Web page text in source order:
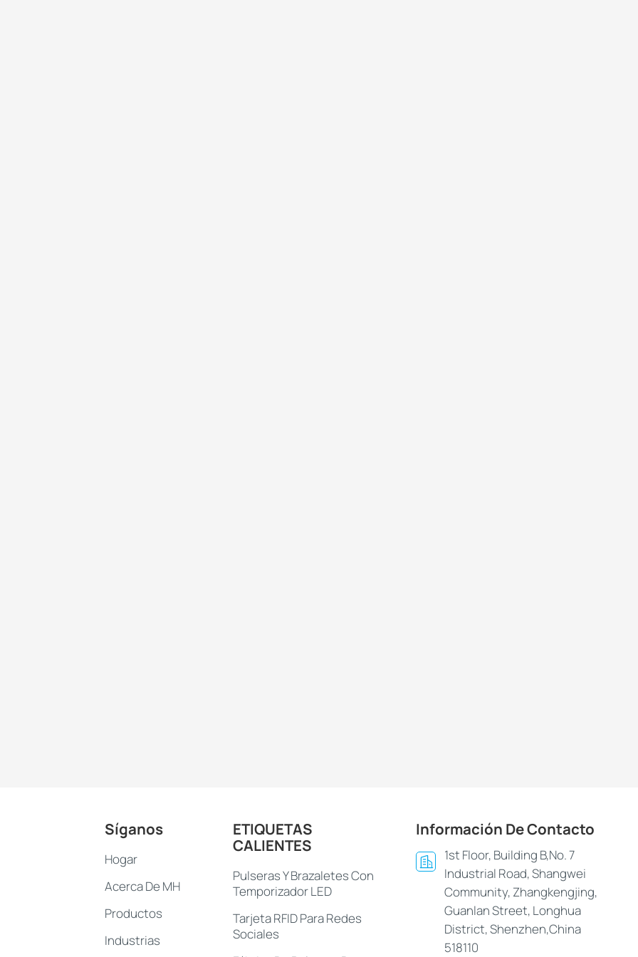
Información De Contacto
1st Floor, Building B,No. 7
Industrial Road, Shangwei
Community, Zhangkengjing,
Guanlan Street, Longhua
District, Shenzhen,China
518110
ETIQUETAS
CALIENTES
Pulseras Y Brazaletes Con
Temporizador LED
Tarjeta RFID Para Redes
Sociales
Síganos
Hogar
Acerca De MH
Productos
Industrias